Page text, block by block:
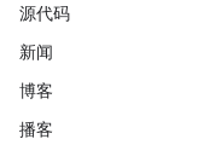
源代码
新闻
博客
播客